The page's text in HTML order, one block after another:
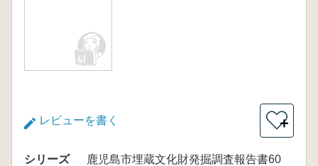
レビューを書く ＋
シリーズ
鹿児島市埋蔵文化財発掘調査報告書60